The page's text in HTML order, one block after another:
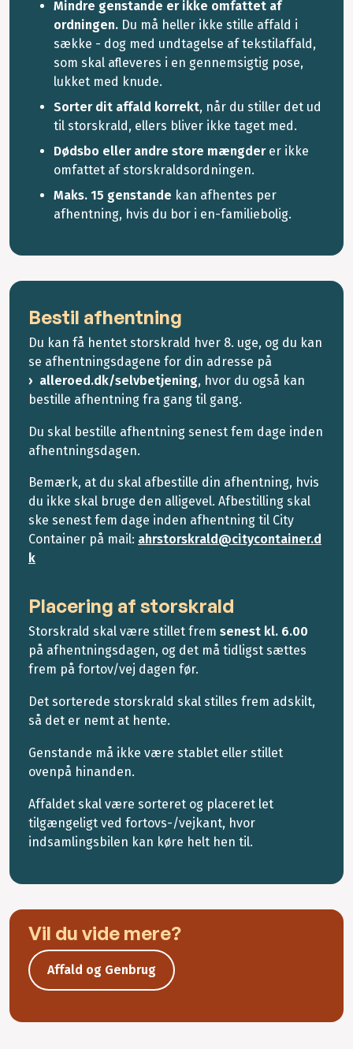
Mindre genstande er ikke omfattet af
ordningen. Du må heller ikke stille affald i
sække - dog med undtagelse af tekstilaffald,
som skal afleveres i en gennemsigtig pose,
lukket med knude.
Sorter dit affald korrekt, når du stiller det ud
til storskrald, ellers bliver ikke taget med.
Dødsbo eller andre store mængderer ikke
omfattet af storskraldsordningen.
Maks. 15 genstande kan afhentes per
afhentning, hvis du bor i en-familiebolig.
Bestil afhentning
Du kan få hentet storskrald hver 8. uge, og du kan
se afhentningsdagene for din adresse på
alleroed.dk/selvbetjening, hvor du også kan
bestille afhentning fra gang til gang.
Du skal bestille afhentning senest fem dage inden
afhentningsdagen.
Bemærk, at du skal afbestille din afhentning, hvis
du ikke skal bruge den alligevel. Afbestilling skal
ske senest fem dage inden afhentning til City
Container på mail: ahrstorskrald@citycontainer.d
k
Placering af storskrald
Storskrald skal være stillet frem senest kl. 6.00
på afhentningsdagen, og det må tidligst sættes
frem på fortov/vej dagen før.
Det sorterede storskrald skal stilles frem adskilt,
så det er nemt at hente.
Genstande må ikke være stablet eller stillet
ovenpå hinanden.
Affaldet skal være sorteret og placeret let
tilgængeligt ved fortovs-/vejkant, hvor
indsamlingsbilen kan køre helt hen til.
Vil du vide mere?
Affald og Genbrug